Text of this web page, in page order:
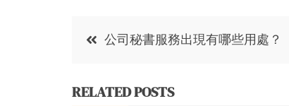
Post 公司秘書服務出現有哪些用處？
RELATED POSTS